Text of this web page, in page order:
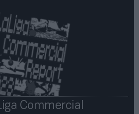
Commercial